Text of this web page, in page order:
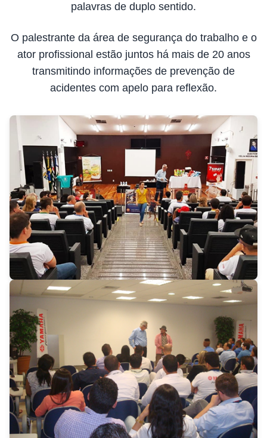
palavras de duplo sentido.
O palestrante da área de segurança do trabalho e o
ator profissional estão juntos há mais de 20 anos
transmitindo informações de prevenção de
acidentes com apelo para reflexão.